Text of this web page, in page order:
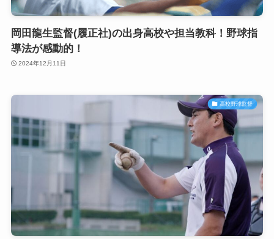
岡田龍生監督(履正社)の出身高校や担当教科！野球指
導法が感動的！
2024年12月11日
高校野球監督